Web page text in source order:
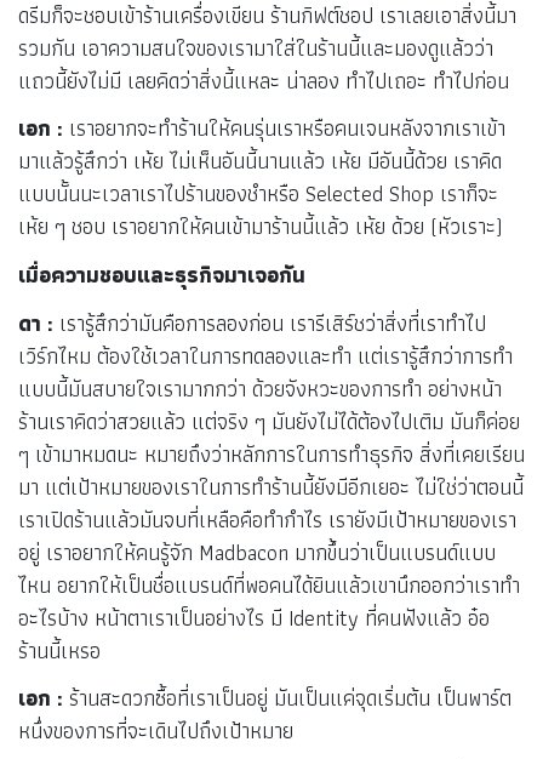
ดรีมก็จะชอบเข้าร้านเครื่องเขียน ร้านกิฟต์ชอป เราเลยเอาสิ่งนี้มา
รวมกัน เอาความสนใจของเรามาใส่ในร้านนี้และมองดูแล้วว่า
แถวนี้ยังไม่มี เลยคิดว่าสิ่งนี้แหละ น่าลอง ทำไปเถอะ ทำไปก่อน
เอก : เราอยากจะทำร้านให้คนรุ่นเราหรือคนเจนหลังจากเราเข้า
มาแล้วรู้สึกว่า เห้ย ไม่เห็นอันนี้นานแล้ว เห้ย มีอันนี้ด้วย เราคิด
แบบนั้นนะเวลาเราไปร้านของชำหรือ Selected Shop เราก็จะ
เห้ย ๆ ชอบ เราอยากให้คนเข้ามาร้านนี้แล้ว เห้ย ด้วย (หัวเราะ)
เมื่อความชอบและธุรกิจมาเจอกัน
ดา : เรารู้สึกว่ามันคือการลองก่อน เรารีเสิร์ชว่าสิ่งที่เราทำไป
เวิร์กไหม ต้องใช้เวลาในการทดลองและทำ แต่เรารู้สึกว่าการทำ
แบบนี้มันสบายใจเรามากกว่า ด้วยจังหวะของการทำ อย่างหน้า
ร้านเราคิดว่าสวยแล้ว แต่จริง ๆ มันยังไม่ได้ต้องไปเติม มันก็ค่อย
ๆ เข้ามาหมดนะ หมายถึงว่าหลักการในการทำธุรกิจ สิ่งที่เคยเรียน
มา แต่เป้าหมายของเราในการทำร้านนี้ยังมีอีกเยอะ ไม่ใช่ว่าตอนนี้
เราเปิดร้านแล้วมันจบที่เหลือคือทำกำไร เรายังมีเป้าหมายของเรา
อยู่ เราอยากให้คนรู้จัก Madbacon มากขึ้นว่าเป็นแบรนด์แบบ
ไหน อยากให้เป็นชื่อแบรนด์ที่พอคนได้ยินแล้วเขานึกออกว่าเราทำ
อะไรบ้าง หน้าตาเราเป็นอย่างไร มี Identity ที่คนฟังแล้ว อ๋อ
ร้านนี้เหรอ
เอก : ร้านสะดวกซื้อที่เราเป็นอยู่ มันเป็นแค่จุดเริ่มต้น เป็นพาร์ต
หนึ่งของการที่จะเดินไปถึงเป้าหมาย